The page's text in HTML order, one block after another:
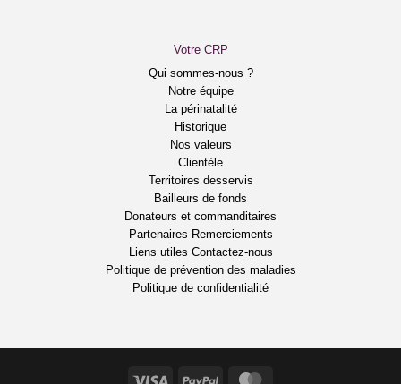
Votre CRP
Qui sommes-nous ?
Notre équipe
La périnatalité
Historique
Nos valeurs
Clientèle
Territoires desservis
Bailleurs de fonds
Donateurs et commanditaires
Partenaires Remerciements
Liens utiles Contactez-nous
Politique de prévention des maladies
Politique de confidentialité